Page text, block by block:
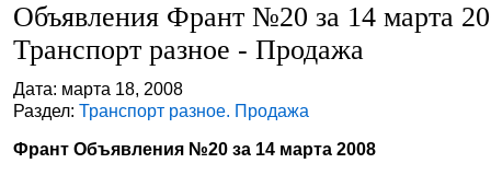
Объявления Франт №20 за 14 марта
Транспорт разное - Продажа
Дата: марта 18, 2008
Раздел:Транспорт разное. Продажа
Франт Объявления №20 за 14 марта 2008